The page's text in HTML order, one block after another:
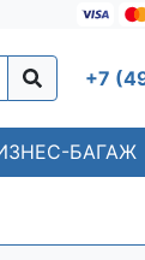
+7
БАГАЖ